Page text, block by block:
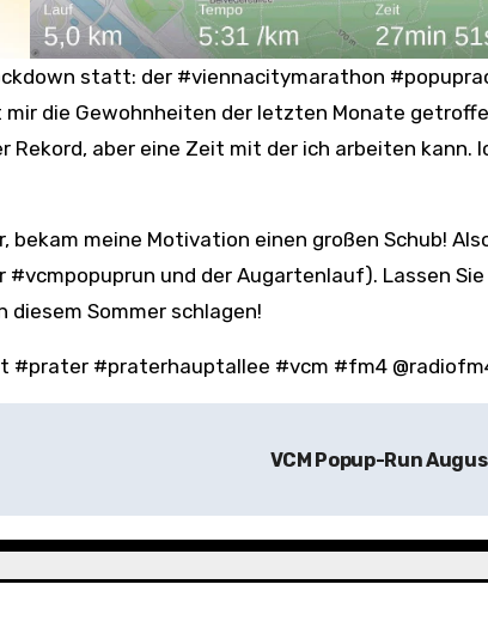
statt: der #viennacitymarathon
die Gewohnheiten der letzten Monate
Rekord, aber eine Zeit mit der ich arbeiten kann.
meine Motivation einen großen Schub!
und der Augartenlauf). Lassen Sie
diesem Sommer schlagen!
#praterhauptallee #vcm #fm4
VCM Popup-Run